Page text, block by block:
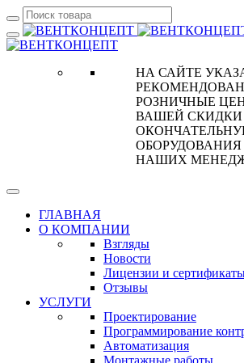
НА САЙТЕ
РОЗНИЧНЫЕ
ВАШЕЙ СКИДКИ
НАШИХ
ГЛАВНАЯ
О КОМПАНИИ
Взгляды
Новости
Лицензии и
Отзывы
УСЛУГИ
Проектирование
Программирование
Автоматизация
Монтажные работы